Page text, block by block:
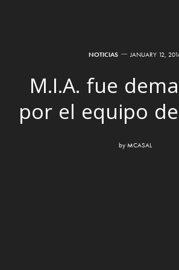
NOTICIAS JANUARY 12,
M.I.A. fue
por el equipo
by MCASAL